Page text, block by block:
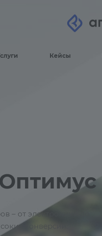
Кейсы
– от электроники до
конверсий.